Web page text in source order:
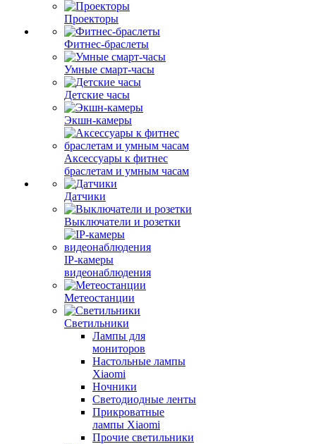
Проекторы
Фитнес-браслеты
Умные смарт-часы
Детские часы
Экшн-камеры
Аксессуары к фитнес
браслетам и умным часам
Датчики
Выключатели и розетки
IP-камеры
видеонаблюдения
Метеостанции
Светильники
Лампы для
мониторов
Настольные лампы
Xiaomi
Ночники
Светодиодные ленты
Прикроватные
лампы Xiaomi
Прочие светильники